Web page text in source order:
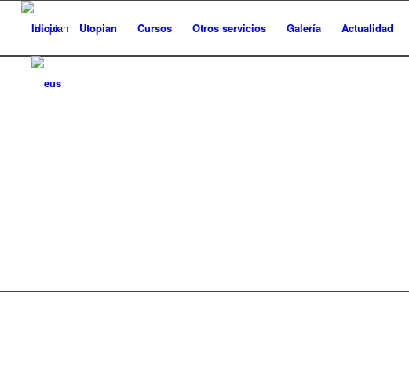
Inicio Utopian Cursos Otros servicios Galería Actualidad